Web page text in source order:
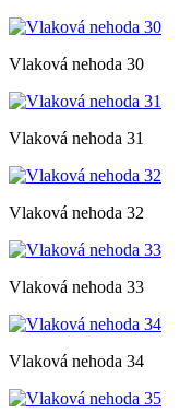
Vlaková nehoda 30
Vlaková nehoda 31
Vlaková nehoda 32
Vlaková nehoda 33
Vlaková nehoda 34